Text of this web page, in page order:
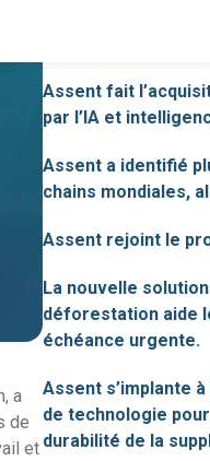
d'obtenir des
les solutions
de la supply
RoHS
Assent
Prop
65
afin d’assurer
PPWR
a
de
et
Assent fait
par l’IA et
Assent a identifié
chains mondiales,
Assent rejoint le
La nouvelle
déforestation aide
échéance urgente.
Assent s’implante
de technologie
durabilité de la